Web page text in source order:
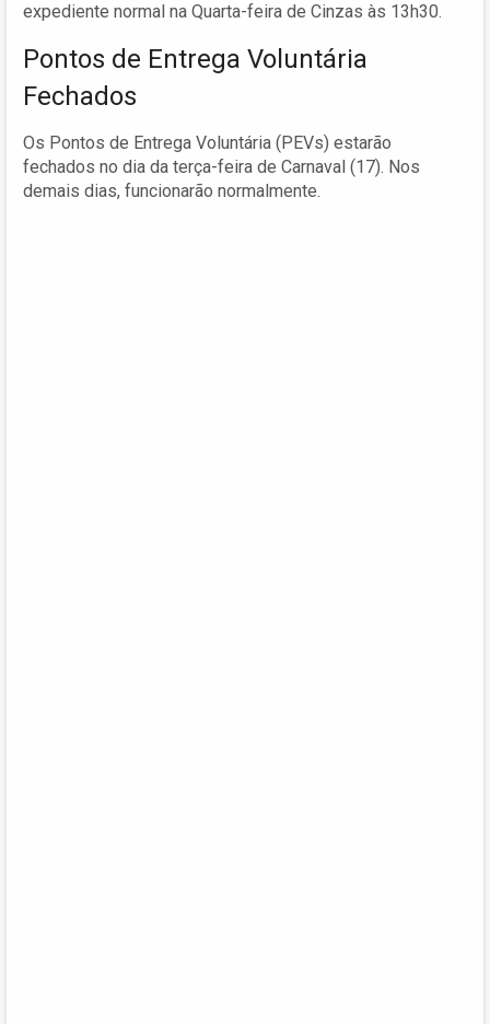
expediente normal na Quarta-feira de Cinzas às 13h30.
Pontos de Entrega Voluntária
Fechados
Os Pontos de Entrega Voluntária (PEVs) estarão
fechados no dia da terça-feira de Carnaval (17). Nos
demais dias, funcionarão normalmente.